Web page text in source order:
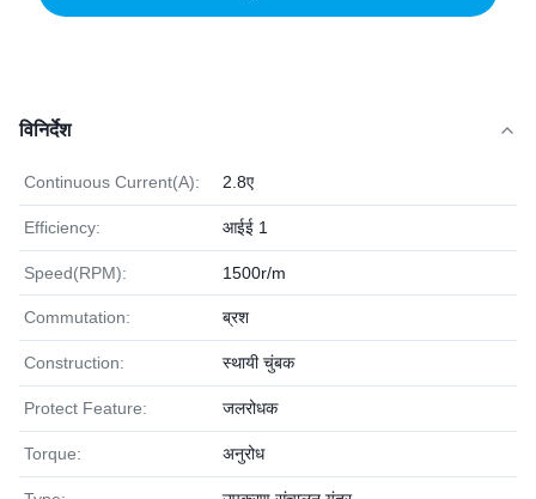
विनिर्देश
Continuous Current(A): 2.8ए
Efficiency: आईई 1
Speed(RPM): 1500r/m
Commutation: ब्रश
Construction: स्थायी चुंबक
Protect Feature: जलरोधक
Torque: अनुरोध